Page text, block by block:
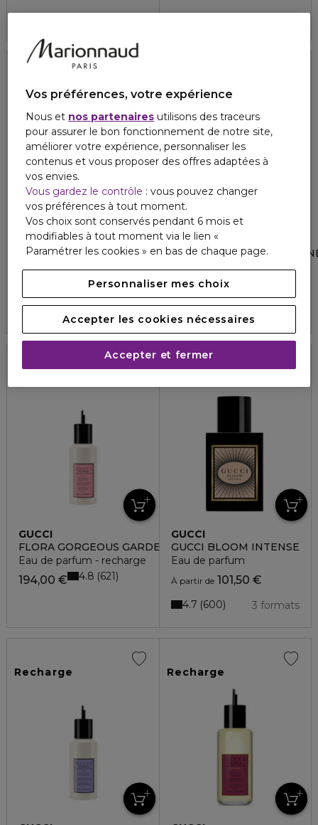
4.7 600
GUCCI
GUCCI BLOOM
Parfum
101,50 €
GUCCI
FLORA GORGEOUS
Eau de parfum
49,00 € 4.7
GUCCI
FLORA GORGEOUS GARDENIA
Eau de parfum - recharge
194,00 € 4.8 621
GUCCI
GUCCI BLOOM INTENSE
Eau de parfum
À partir de101,50 €
3 formats
4.7 600
Recharge Recharge
Vos préférences, votre expérience
Nous et nos partenaires utilisons des traceurs
pour assurer le bon fonctionnement de notre site,
améliorer votre expérience, personnaliser les
contenus et vous proposer des offres adaptées à
vos envies.
Vous gardez le contrôle : vous pouvez changer
vos préférences à tout moment.
Vos choix sont conservés pendant 6 mois et
modifiables à tout moment via le lien «
Paramétrer les cookies » en bas de chaque page.
Personnaliser mes choix
Accepter les cookies nécessaires
Accepter et fermer